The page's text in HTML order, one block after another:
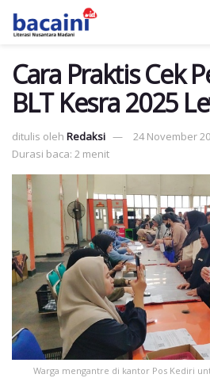
Cara Praktis Cek
BLT Kesra 2025
ditulis oleh Redaksi
24 November
Durasi baca: 2 menit
Warga mengantre di kantor Pos Kediri